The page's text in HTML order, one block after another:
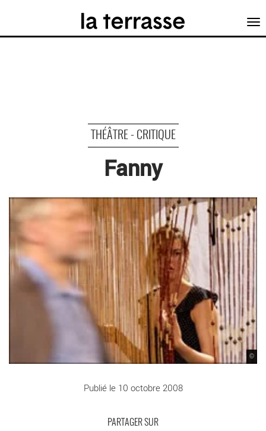
THÉÂTRE - CRITIQUE
Fanny
©
Publié le 10 octobre 2008
PARTAGER SUR